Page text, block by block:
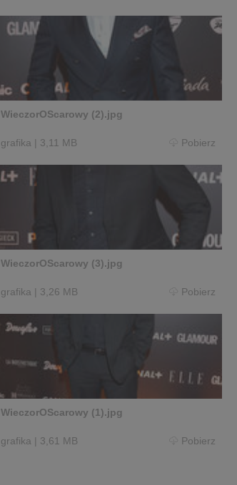
WieczorOScarowy (2).jpg
grafika | 3,11 MB Pobierz
WieczorOScarowy (3).jpg
grafika | 3,26 MB Pobierz
WieczorOScarowy (1).jpg
grafika | 3,61 MB Pobierz